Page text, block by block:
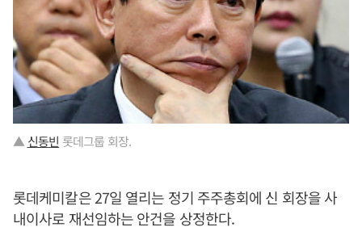
▲신동빈 롯데그룹 회장.
롯데케미칼은 27일 열리는 정기 주주총회에 신 회장을 사
내이사로 재선임하는 안건을 상정한다.